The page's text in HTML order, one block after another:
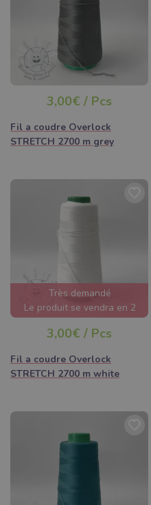
3,00€ / Pcs
Fil a coudre Overlock
STRETCH 2700 m grey
Très demandé
Le produit se vendra en 2
3,00€ / Pcs
Fil a coudre Overlock
STRETCH 2700 m white